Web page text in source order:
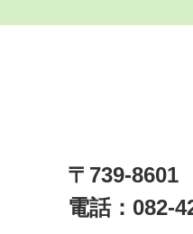
〒739-
電話：082-